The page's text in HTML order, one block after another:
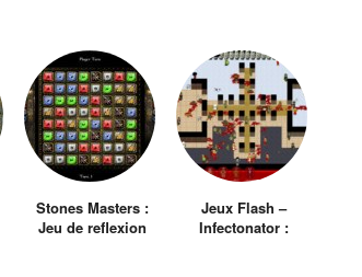
Stones Masters :
Jeu de reflexion
Jeux Flash –
Infectonator :